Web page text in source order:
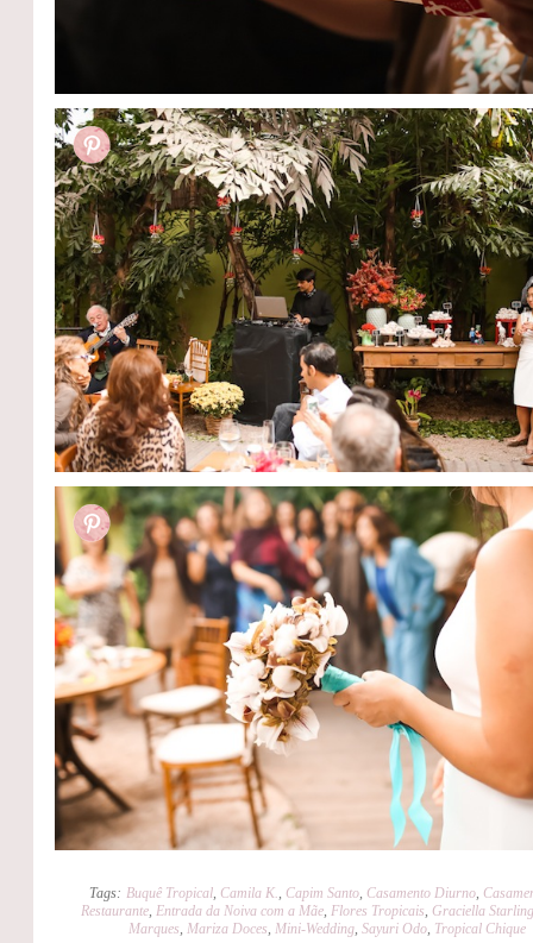
Tags: Buquê Tropical, Camila K., Capim Santo, Casamento Diurno,
Restaurante, Entrada da Noiva com a Mãe, Flores Tropicais, Graciella Starling
Marques, Mariza Doces, Mini-Wedding, Sayuri Odo, Tropical Chique